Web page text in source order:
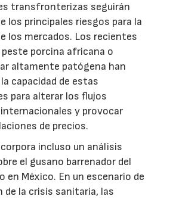
transfronterizas seguirán
los principales riesgos para la
los mercados. Los recientes
peste porcina africana o
altamente patógena han
capacidad de estas
para alterar los flujos
y provocar
de precios.
incluso un análisis
el gusano barrenador del
en México. En un escenario de
de la crisis sanitaria, las